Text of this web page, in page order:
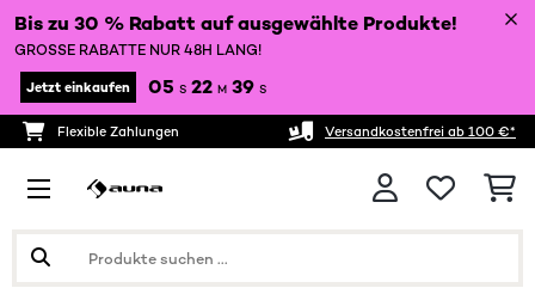
Bis zu 30 % Rabatt auf ausgewählte Produkte!
GROSSE RABATTE NUR 48H LANG!
Jetzt einkaufen 05 S 22 M 38 S
Flexible Zahlungen Versandkostenfrei ab 100 €*